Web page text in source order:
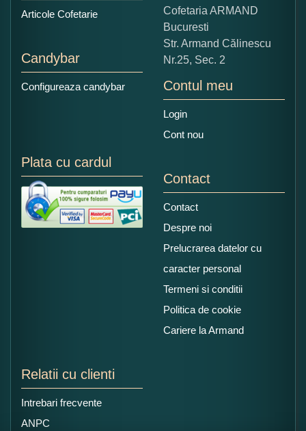
Copiati alaturi numarul din imagine:
Articole Cofetarie
Candybar
Configureaza candybar
Cofetaria ARMAND
Bucuresti
Str. Armand Călinescu
Nr.25, Sec. 2
Contul meu
Login
Cont nou
Plata cu cardul
Contact
Contact
Despre noi
Prelucrarea datelor cu
caracter personal
Termeni si conditii
Politica de cookie
Cariere la Armand
Relatii cu clienti
Intrebari frecvente
ANPC